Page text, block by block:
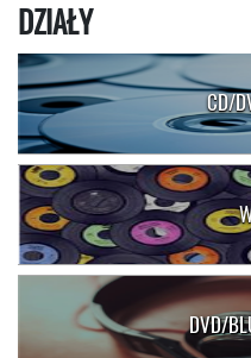
DZIAŁY
CD/
DVD/